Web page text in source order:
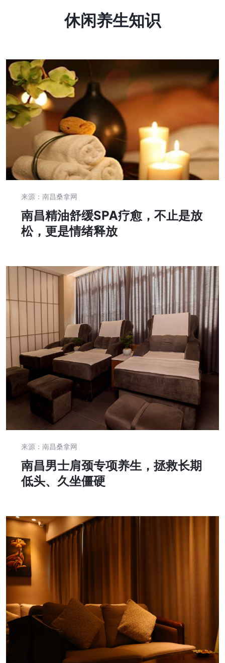
休闲养生知识
来源：南昌桑拿网
南昌精油舒缓SPA疗愈，不止是放
松，更是情绪释放
来源：南昌桑拿网
南昌男士肩颈专项养生，拯救长期
低头、久坐僵硬